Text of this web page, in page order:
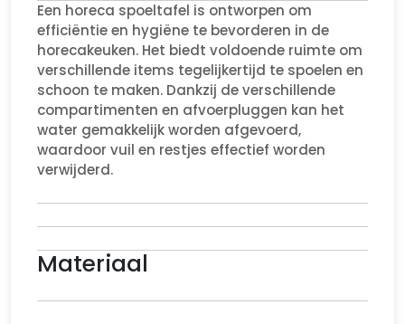
Een horeca spoeltafel is ontworpen om
efficiëntie en hygiëne te bevorderen in de
horecakeuken. Het biedt voldoende ruimte om
verschillende items tegelijkertijd te spoelen en
schoon te maken. Dankzij de verschillende
compartimenten en afvoerpluggen kan het
water gemakkelijk worden afgevoerd,
waardoor vuil en restjes effectief worden
verwijderd.
Materiaal